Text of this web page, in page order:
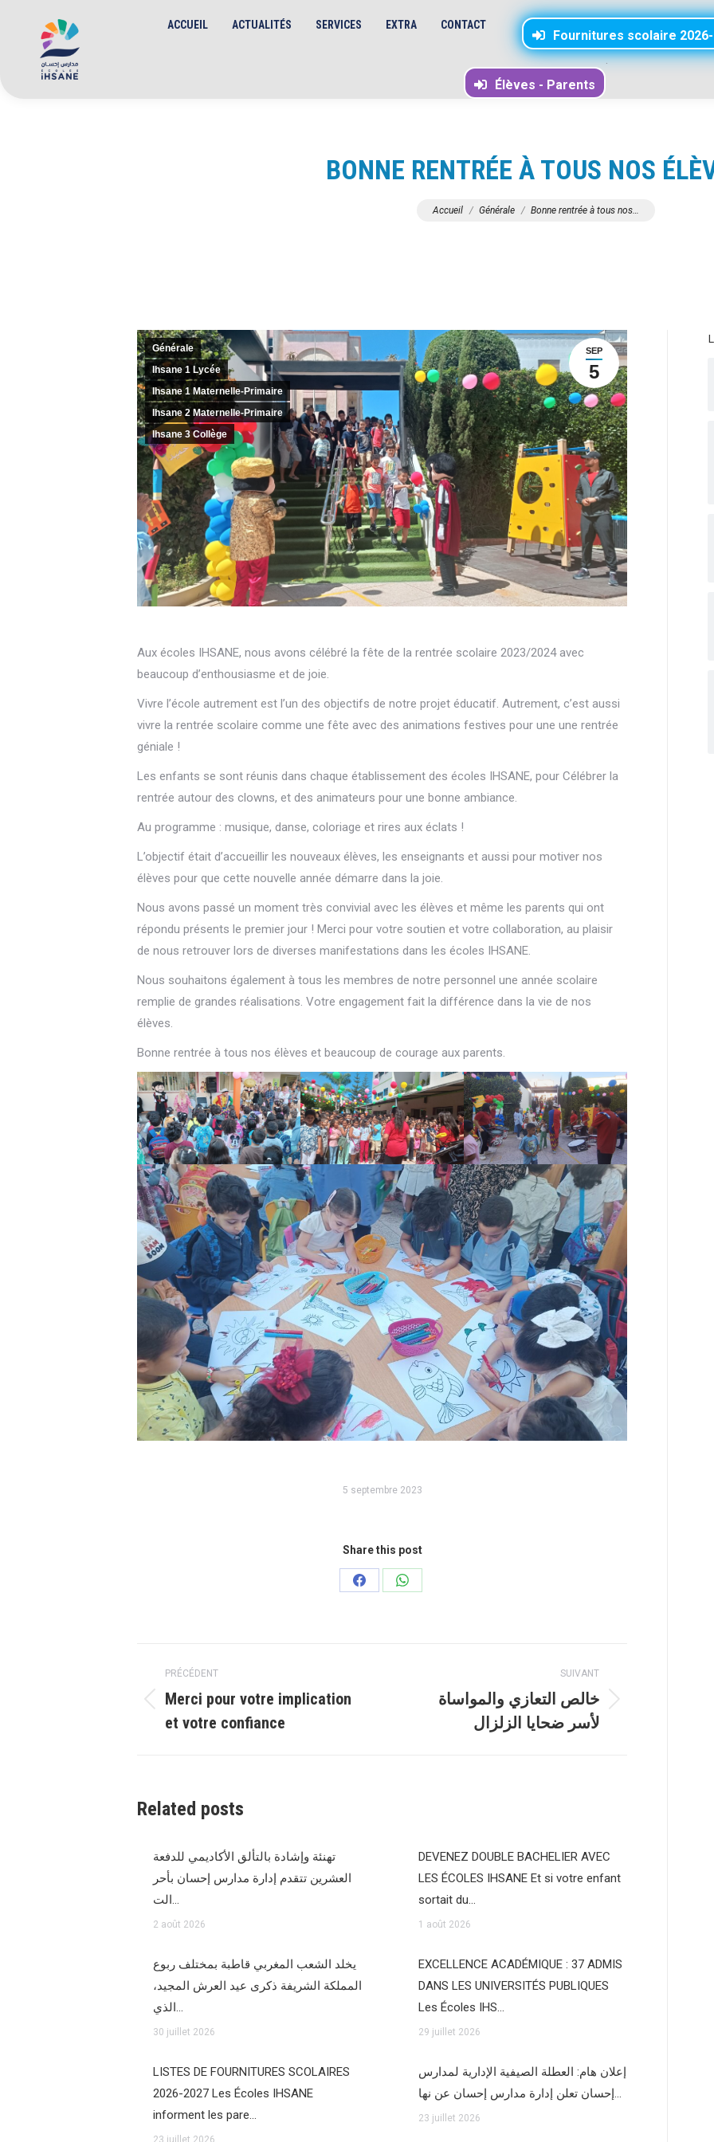
ACCUEIL ACTUALITÉS SERVICES EXTRA CONTACT
Fournitures scolaire
Élèves - Parents
.
BONNE RENTRÉE À TOUS NOS
Accueil Générale Bonne rentrée à tous nos…
SEP
5
Générale
Ihsane 1 Lycée
Ihsane 1 Maternelle-Primaire
Ihsane 2 Maternelle-Primaire
Ihsane 3 Collège
Aux écoles IHSANE, nous avons célébré la fête de la rentrée scolaire 2023/2024 avec
beaucoup d’enthousiasme et de joie.
Vivre l’école autrement est l’un des objectifs de notre projet éducatif. Autrement, c’est aussi
vivre la rentrée scolaire comme une fête avec des animations festives pour une une rentrée
géniale !
Les enfants se sont réunis dans chaque établissement des écoles IHSANE, pour Célébrer la
rentrée autour des clowns, et des animateurs pour une bonne ambiance.
Au programme : musique, danse, coloriage et rires aux éclats !
L’objectif était d’accueillir les nouveaux élèves, les enseignants et aussi pour motiver nos
élèves pour que cette nouvelle année démarre dans la joie.
Nous avons passé un moment très convivial avec les élèves et même les parents qui ont
répondu présents le premier jour ! Merci pour votre soutien et votre collaboration, au plaisir
de nous retrouver lors de diverses manifestations dans les écoles IHSANE.
Nous souhaitons également à tous les membres de notre personnel une année scolaire
remplie de grandes réalisations. Votre engagement fait la différence dans la vie de nos
élèves.
Bonne rentrée à tous nos élèves et beaucoup de courage aux parents.
5 septembre 2023
Share this post
PartagerPartager
Navigation
article
PRÉCÉDENT
Article
précédent
Merci pour votre implication
et votre confiance
SUIVANT
خالص التعازي والمواساة
لأسر ضحايا الزلزال
Related posts
تهنئة وإشادة بالتألق الأكاديمي للدفعة
العشرين تتقدم إدارة مدارس إحسان بأحر
الت…
2 août 2026
DEVENEZ DOUBLE BACHELIER AVEC
LES ÉCOLES IHSANE Et si votre enfant
sortait du…
1 août 2026
يخلد الشعب المغربي قاطبة بمختلف ربوع
المملكة الشريفة ذكرى عيد العرش المجيد،
الذي…
30 juillet 2026
EXCELLENCE ACADÉMIQUE : 37 ADMIS
DANS LES UNIVERSITÉS PUBLIQUES
Les Écoles IHS…
29 juillet 2026
LISTES DE FOURNITURES SCOLAIRES
2026-2027 Les Écoles IHSANE
informent les pare…
23 juillet 2026
إعلان هام: العطلة الصيفية الإدارية لمدارس
إحسان تعلن إدارة مدارس إحسان عن نها…
23 juillet 2026